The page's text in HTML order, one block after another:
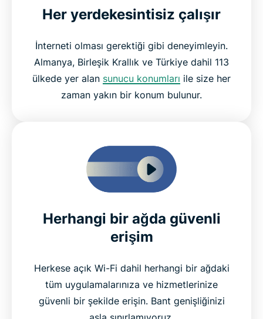
Her yerdekesintisiz çalışır
İnterneti olması gerektiği gibi deneyimleyin.
Almanya, Birleşik Krallık ve Türkiye dahil 113
ülkede yer alan sunucu konumları ile size her
zaman yakın bir konum bulunur.
Herhangi bir ağda güvenli
erişim
Herkese açık Wi-Fi dahil herhangi bir ağdaki
tüm uygulamalarınıza ve hizmetlerinize
güvenli bir şekilde erişin. Bant genişliğinizi